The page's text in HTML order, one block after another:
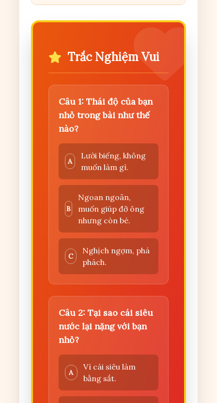
Trắc Nghiệm Vui
Câu 1: Thái độ của bạn
nhỏ trong bài như thế
nào?
A
Lười biếng, không
muốn làm gì.
B
Ngoan ngoãn,
muốn giúp đỡ ông
nhưng còn bé.
C
Nghịch ngợm, phá
phách.
Câu 2: Tại sao cái siêu
nước lại nặng với bạn
nhỏ?
A
Vì cái siêu làm
bằng sắt.